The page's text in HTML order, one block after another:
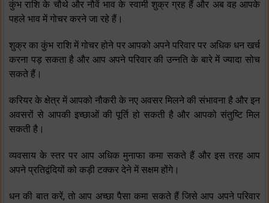
कुंभ राशि के चौथे और नौवें भाव के स्‍वामी शुक्र ग्रह हैं और अब वह आपके
पहले भाव में गोचर करने जा रहे हैं।
शुक्र का कुंभ राशि में गोचर होने पर आपको अपने परिवार पर अधिक धन खर्च
करना पड़ सकता है और आप अपने परिवार की उन्‍नति के बारे में ज्‍यादा सोच
सकते हैं।
करियर के क्षेत्र में आपको नौकरी के नए अवसर मिलने की संभावना है और इन
अवसरों से आपकी इच्‍छाओं की पूर्ति हो सकती है और आपको संतुष्टि मिल
सकती है।
व्‍यवसाय के स्‍तर पर आप अधिक मुनाफा कमा सकते हैं और इस तरह आप
अपने प्रतिद्वंदियों को कड़ी टक्‍कर देने में सक्षम होंगे।
धन की बात करें, तो आप अच्‍छा पैसा कमा सकते हैं जिसे आप अपने परिवार